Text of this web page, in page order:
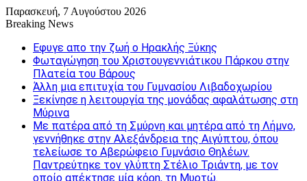
Παρασκευή, 7 Αυγούστου 2026
Breaking News
Εφυγε απο την ζωή o Ηρακλής Ξύκης
Φωταγώγηση του Χριστουγεννιάτικου Πάρκου στην
Πλατεία του Βάρους
Άλλη μια επιτυχία του Γυμνασίου Λιβαδοχωρίου
Ξεκίνησε η λειτουργία της μονάδας αφαλάτωσης στη
Μύρινα
Με πατέρα από τη Σμύρνη και μητέρα από τη Λήμνο,
γεννήθηκε στην Αλεξάνδρεια της Αιγύπτου, όπου
τελείωσε το Αβερώφειο Γυμνάσιο Θηλέων.
Παντρεύτηκε τον γλύπτη Στέλιο Τριάντη, με τον
οποίο απέκτησε μία κόρη, τη Μυρτώ.